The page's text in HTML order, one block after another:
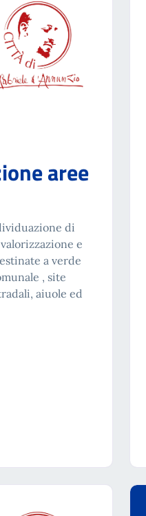
aree
di
e
a verde
, site
aiuole ed